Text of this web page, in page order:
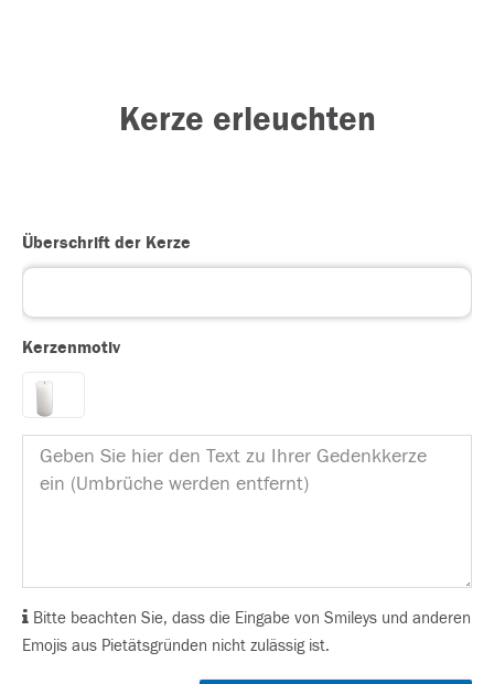
Kerze erleuchten
Überschrift der Kerze
Kerzenmotiv
Bitte beachten Sie, dass die Eingabe von Smileys und anderen
Emojis aus Pietätsgründen nicht zulässig ist.